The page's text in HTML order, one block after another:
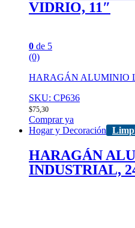
VIDRIO, 11″
0 de 5
(0)
HARAGÁN ALUMINIO
SKU: CP636
$75,30
Comprar ya
Hogar y Decoración
HARAGÁN
INDUSTRIAL,